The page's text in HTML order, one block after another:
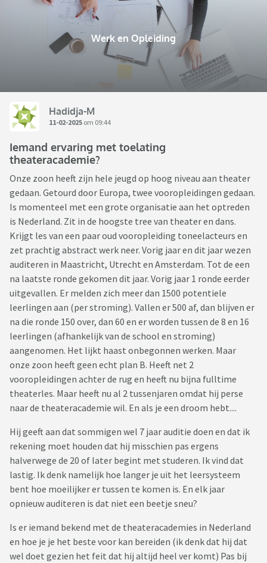
Werk en Opleiding
Hadidja-M
11-02-2025 om 09:44
Iemand ervaring met toelating
theateracademie?
Onze zoon heeft zijn hele jeugd op hoog niveau aan theater
gedaan. Getourd door Europa, twee vooropleidingen gedaan.
Is momenteel met een grote organisatie aan het optreden
is Nederland. Zit in de hoogste tree van theater en dans.
Krijgt les van een paar oud vooropleiding toneelacteurs en
zet prachtig abstract werk neer. Vorig jaar en dit jaar wezen
auditeren in Maastricht, Utrecht en Amsterdam. Tot de een
na laatste ronde gekomen dit jaar. Vorig jaar 1 ronde eerder
uitgevallen. Er melden zich meer dan 1500 potentiele
leerlingen aan (per stroming). Vallen er 500 af, dan blijven er
na die ronde 150 over, dan 60 en er worden tussen de 8 en 16
leerlingen (afhankelijk van de school en stroming)
aangenomen. Het lijkt haast onbegonnen werken. Maar
onze zoon heeft geen echt plan B. Heeft net 2
vooropleidingen achter de rug en heeft nu bijna fulltime
theaterles. Maar heeft nu al 2 tussenjaren omdat hij perse
naar de theateracademie wil. En als je een droom hebt....
Hij geeft aan dat sommigen wel 7 jaar auditie doen en dat ik
rekening moet houden dat hij misschien pas ergens
halverwege de 20 of later begint met studeren. Ik vind dat
lastig. Ik denk namelijk hoe langer je uit het leersysteem
bent hoe moeilijker er tussen te komen is. En elk jaar
opnieuw auditeren is dat niet een beetje sneu?
Is er iemand bekend met de theateracademies in Nederland
en hoe je je het beste voor kan bereiden (ik denk dat hij dat
wel doet gezien het feit dat hij altijd heel ver komt) Pas bij